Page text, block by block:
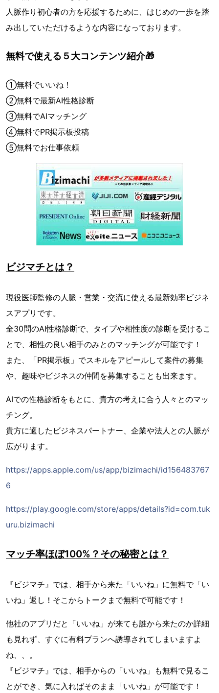
人脈作り初心者の方を応援するために、はじめの一歩を踏
み出していただけるような内容になっております。
無料で使える５大コンテンツ紹介🎁
①無料でいいね！
②無料で最新AI性格診断
③無料でAIマッチング
④無料でPR掲示板投稿
⑤無料でお仕事依頼
ビジマチとは？
現役医師監修の人脈・営業・交流に使える最新効率ビジネ
スアプリです。
全30問のAI性格診断で、タイプや相性度の診断を受けるこ
とで、相性の良い相手のみとのマッチングが可能です！
また、「PR掲示板」でスキルをアピールして案件の募集
や、趣味やビジネスの仲間を募集することも出来ます。
AIでの性格診断をもとに、貴方の考えに合う人々とのマッ
チング。
貴方に適したビジネスパートナー、企業や法人との人脈が
広がります。
https://apps.apple.com/us/app/bizimachi/id156483767
6
https://play.google.com/store/apps/details?id=com.tuk
uru.bizimachi
マッチ率ほぼ100%？その秘密とは？
『ビジマチ』では、相手から来た「いいね」に無料で「い
いね」返し！そこからトークまで無料で可能です！
他社のアプリだと「いいね」が来ても誰から来たのか詳細
も見れず、すぐに有料プランへ誘導されてしまいますよ
ね、、。
『ビジマチ』では、相手からの「いいね」も無料で見るこ
とができ、気に入ればそのまま「いいね」が可能です！